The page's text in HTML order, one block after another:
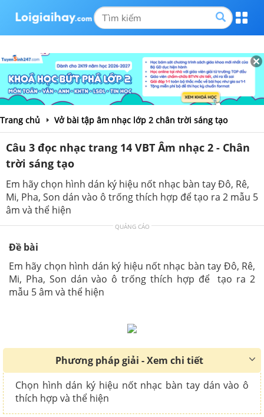
Trang chủ Vở bài tập âm nhạc lớp 2 chân trời sáng tạo
Câu 3 đọc nhạc trang 14 VBT Âm nhạc 2 - Chân
trời sáng tạo
Em hãy chọn hình dán ký hiệu nốt nhạc bàn tay Đô, Rê,
Mi, Pha, Son dán vào ô trống thích hợp để tạo ra 2 mẫu 5
âm và thể hiện
QUẢNG CÁO
Đề bài
Em hãy chọn hình dán ký hiệu nốt nhạc bàn tay Đô, Rê,
Mi, Pha, Son dán vào ô trống thích hợp để tạo ra 2
mẫu 5 âm và thể hiện
Phương pháp giải - Xem chi tiết
Chọn hình dán ký hiệu nốt nhạc bàn tay dán vào ô
thích hợp và thể hiện